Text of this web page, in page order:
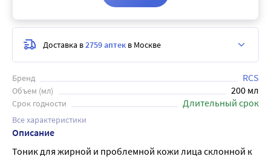
Бренд RCS
Объем (мл) 200 мл
Срок годности Длительный срок
Все характеристики
Описание
Тоник для жирной и проблемной кожи лица склонной к
Доставка в2759 аптек в Москве